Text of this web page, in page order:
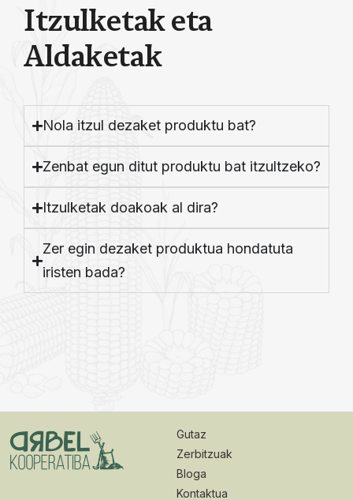
Itzulketaketa
Aldaketak
Nola itzul dezaket produktu bat?
Zenbat egun ditut produktu bat itzultzeko?
Itzulketak doakoak al dira?
Zer egin dezaket produktua hondatuta
iristen bada?
Gutaz
Zerbitzuak
Bloga
Kontaktua